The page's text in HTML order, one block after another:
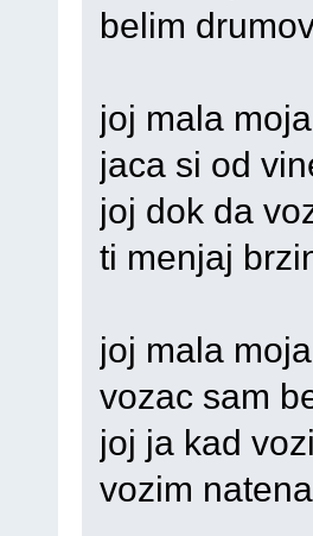
belim
joj mala
jaca si od
joj dok da
ti menjaj
joj mala
vozac sam
joj ja kad
vozim